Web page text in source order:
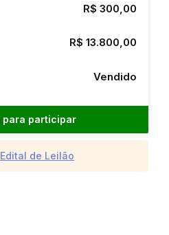
R$ 300,00
R$ 13.800,00
Vendido
para participar
Edital de Leilão